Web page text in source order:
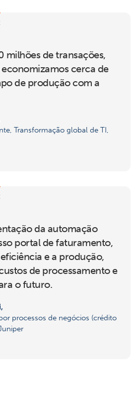
milhões de transações,
cerca de
de produção com a
Transformação global de TI,
da automação
portal de faturamento,
e a produção,
de processamento e
o futuro.
processos de negócios (crédito